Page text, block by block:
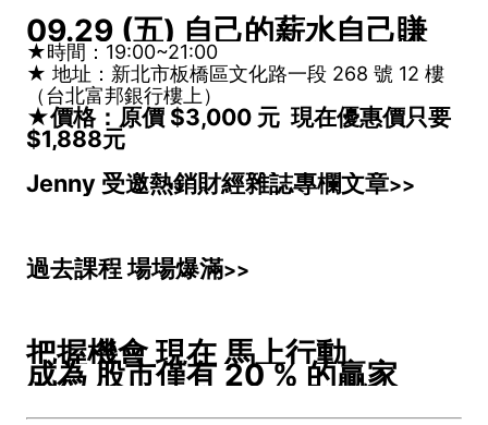
09.29 (五) 自己的薪水自己賺
★時間：19:00~21:00
★ 地址：新北市板橋區文化路一段 268 號 12 樓
（台北富邦銀行樓上）
★價格：原價 $3,000 元 現在優惠價只要
$1,888元
Jenny 受邀熱銷財經雜誌專欄文章>>
過去課程 場場爆滿>>
把握機會 現在 馬上行動
成為 股市僅有 20 % 的贏家